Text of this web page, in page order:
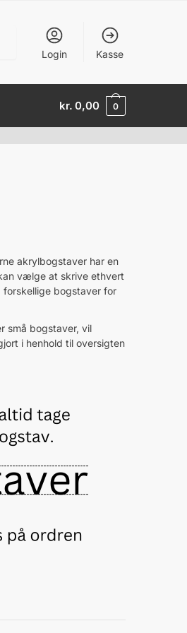
Login Kasse
kr. 0,00 0
akrylbogstaver har en
vælge at skrive ethvert
bogstaver for
små bogstaver, vil
i henhold til oversigten